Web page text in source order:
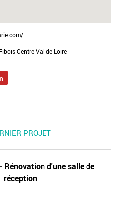
Fibois Centre-Val de Loire
PROJET
Rénovation d'une salle de
réception